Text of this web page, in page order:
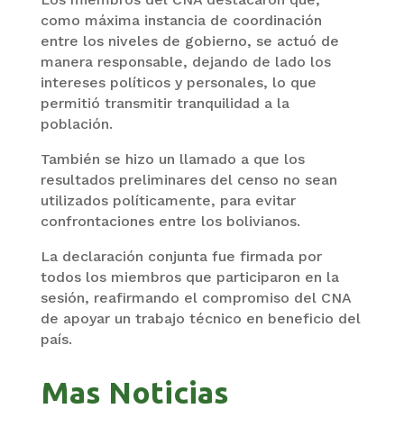
como máxima instancia de coordinación
entre los niveles de gobierno, se actuó de
manera responsable, dejando de lado los
intereses políticos y personales, lo que
permitió transmitir tranquilidad a la
población.
También se hizo un llamado a que los
resultados preliminares del censo no sean
utilizados políticamente, para evitar
confrontaciones entre los bolivianos.
La declaración conjunta fue firmada por
todos los miembros que participaron en la
sesión, reafirmando el compromiso del CNA
de apoyar un trabajo técnico en beneficio del
país.
Mas Noticias